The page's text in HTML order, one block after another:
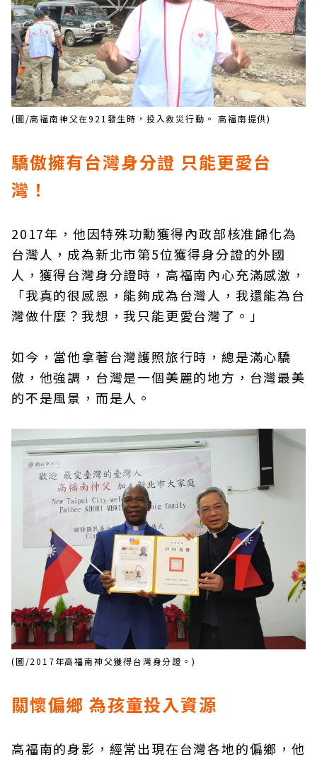
(圖/高福南神父在921發生時，投入救災行動。 高福南提供)
驕傲擁有台灣身分證 只能更愛台
灣！
2017年，他因特殊功勳獲得內政部核准歸化為
台灣人，成為新北市第5位獲得身分證的外國
人，獲得台灣身分證時，高福南內心充滿感激，
「我真的很感恩，能夠成為台灣人，我還能為台
灣做什麼？我想，我只能更愛台灣了。」
如今，當他拿著台灣護照旅行時，總是滿心驕
傲，他強調，台灣是一個美麗的地方，台灣最美
的不是風景，而是人。
(圖/2017年高福南神父獲得台灣身分證。)
關懷偏鄉 為孩童投入資源
高福南的身影，經常出現在台灣各地的偏鄉，他